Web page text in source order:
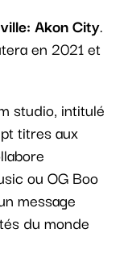
Akon City.
en 2021 et
studio, intitulé
titres aux
ou OG Boo
message
du monde